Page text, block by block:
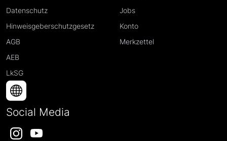
Datenschutz
Hinweisgeberschutzgesetz
AGB
AEB
LkSG
Jobs
Konto
Merkzettel
Social Media
InstagramYouTube